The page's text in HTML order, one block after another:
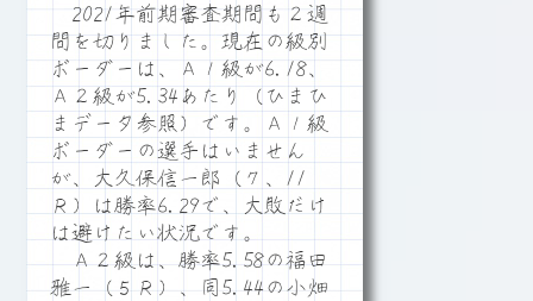
2021年前期審査期間も２週
間を切りました。現在の級別
ボーダーは、Ａ１級が6.18、
Ａ２級が5.34あたり（ひまひ
まデータ参照）です。Ａ１級
ボーダーの選手はいません
が、大久保信一郎（７、11
Ｒ）は勝率6.29で、大敗だけ
は避けたい状況です。
Ａ２級は、勝率5.58の福田
雅一（５Ｒ）、同5.44の小畑